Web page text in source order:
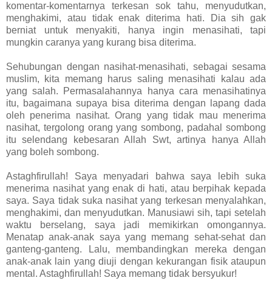
komentar-komentarnya terkesan sok tahu, menyudutkan,
menghakimi, atau tidak enak diterima hati. Dia sih gak
berniat untuk menyakiti, hanya ingin menasihati, tapi
mungkin caranya yang kurang bisa diterima.
Sehubungan dengan nasihat-menasihati, sebagai sesama
muslim, kita memang harus saling menasihati kalau ada
yang salah. Permasalahannya hanya cara menasihatinya
itu, bagaimana supaya bisa diterima dengan lapang dada
oleh penerima nasihat. Orang yang tidak mau menerima
nasihat, tergolong orang yang sombong, padahal sombong
itu selendang kebesaran Allah Swt, artinya hanya Allah
yang boleh sombong.
Astaghfirullah! Saya menyadari bahwa saya lebih suka
menerima nasihat yang enak di hati, atau berpihak kepada
saya. Saya tidak suka nasihat yang terkesan menyalahkan,
menghakimi, dan menyudutkan. Manusiawi sih, tapi setelah
waktu berselang, saya jadi memikirkan omongannya.
Menatap anak-anak saya yang memang sehat-sehat dan
ganteng-ganteng. Lalu, membandingkan mereka dengan
anak-anak lain yang diuji dengan kekurangan fisik ataupun
mental. Astaghfirullah! Saya memang tidak bersyukur!